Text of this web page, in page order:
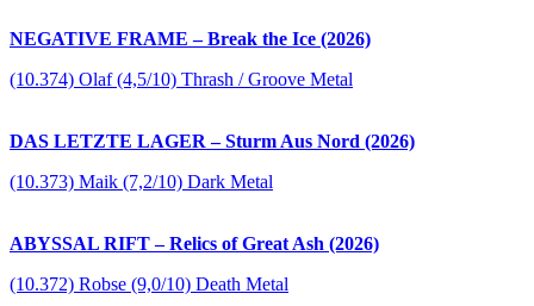
NEGATIVE FRAME – Break the Ice (2026)
(10.374) Olaf (4,5/10) Thrash / Groove Metal
DAS LETZTE LAGER – Sturm Aus Nord (2026)
(10.373) Maik (7,2/10) Dark Metal
ABYSSAL RIFT – Relics of Great Ash (2026)
(10.372) Robse (9,0/10) Death Metal